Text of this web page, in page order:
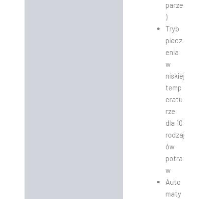
parze
)
Tryb
piecz
enia
w
niskiej
temp
eratu
rze
dla 10
rodzaj
ów
potra
w
Auto
maty